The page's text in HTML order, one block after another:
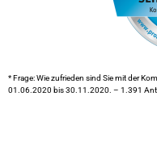
* Frage: Wie zufrieden sind Sie mit der
01.06.2020 bis 30.11.2020. – 1.391